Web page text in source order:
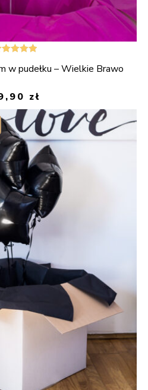
na 5
w pudełku – Wielkie Brawo
zł